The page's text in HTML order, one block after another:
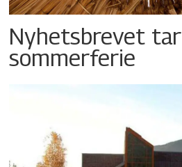
Nyhetsbrevet tar
sommerferie